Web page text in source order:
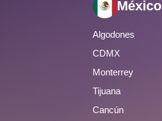
México
Algodones
CDMX
Monterrey
Tijuana
Cancún